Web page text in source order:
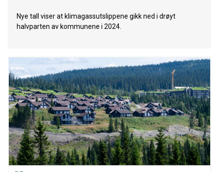
Nye tall viser at klimagassutslippene gikk ned i drøyt
halvparten av kommunene i 2024.